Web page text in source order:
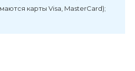
карты Visa, MasterCard);